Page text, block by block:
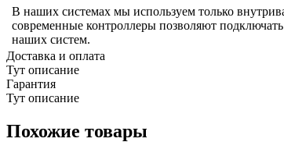
В наших системах мы используем только
современные контроллеры позволяют
наших систем.
Доставка и оплата
Тут описание
Гарантия
Тут описание
Похожие товары